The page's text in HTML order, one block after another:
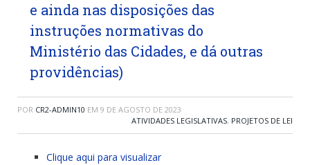
e ainda nas disposições das
instruções normativas do
Ministério das Cidades, e dá outras
providências)
POR CR2-ADMIN10 EM 9 DE AGOSTO DE 2023
ATIVIDADES LEGISLATIVAS, PROJETOS DE LEI
Clique aqui para visualizar